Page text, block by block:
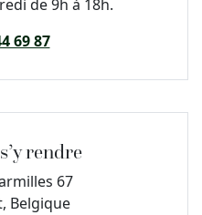
de 9h à 18h.
69 87
rendre
67
Belgique